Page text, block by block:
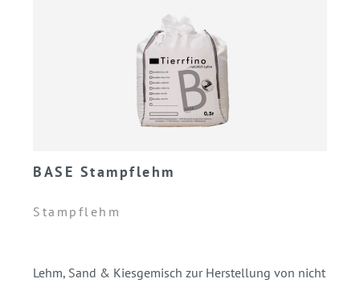
BASE Stampflehm
Stampflehm
Lehm, Sand & Kiesgemisch zur Herstellung von nicht